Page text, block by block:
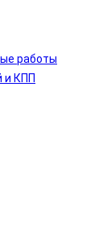
работы
и КПП